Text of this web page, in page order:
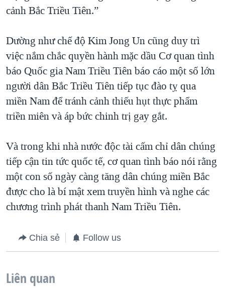
cảnh Bắc Triều Tiên.”
Dường như chế độ Kim Jong Un cũng duy trì
việc nắm chắc quyền hành mặc dầu Cơ quan tình
báo Quốc gia Nam Triều Tiên báo cáo một số lớn
người dân Bắc Triều Tiên tiếp tục đào tỵ qua
miền Nam để tránh cảnh thiếu hụt thực phẩm
triền miên và áp bức chinh trị gay gắt.
Và trong khi nhà nước độc tài cấm chỉ dân chúng
tiếp cận tin tức quốc tế, cơ quan tình báo nói rằng
một con số ngày càng tăng dân chúng miền Bắc
được cho là bí mật xem truyền hình và nghe các
chương trình phát thanh Nam Triều Tiên.
Chia sẻ Follow us
Liên quan